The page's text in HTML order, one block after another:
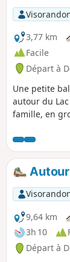
3,77 km
Facile
Départ à
Une petite
autour du
famille, en
9,64 km
3h 10
Départ à